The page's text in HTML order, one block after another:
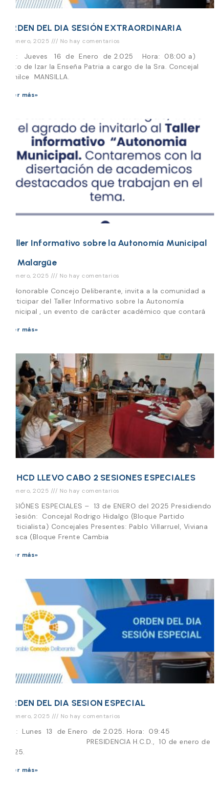
ORDEN DEL DIA SESIÓN EXTRAORDINARIA
15 enero, 2025 No hay comentarios
Día: Jueves 16 de Enero de 2.025 Hora: 08:00 a)
Acto de Izar la Enseña Patria a cargo de la Sra. Concejal
Emilce MANSILLA.
Leer más»
Taller Informativo sobre la Autonomía Municipal
en Malargüe
13 enero, 2025 No hay comentarios
El Honorable Concejo Deliberante, invita a la comunidad a
participar del Taller Informativo sobre la Autonomía
Municipal , un evento de carácter académico que contará
Leer más»
EL HCD LLEVO CABO 2 SESIONES ESPECIALES
13 enero, 2025 No hay comentarios
SESIÓNES ESPECIALES – 13 de ENERO del 2025 Presidiendo
la Sesión: Concejal Rodrigo Hidalgo (Bloque Partido
Justicialista) Concejales Presentes: Pablo Villarruel, Viviana
Mosca (Bloque Frente Cambia
Leer más»
ORDEN DEL DIA SESION ESPECIAL
10 enero, 2025 No hay comentarios
Día: Lunes 13 de Enero de 2.025. Hora: 09:45
PRESIDENCIA H.C.D., 10 de enero de
2025.
Leer más»